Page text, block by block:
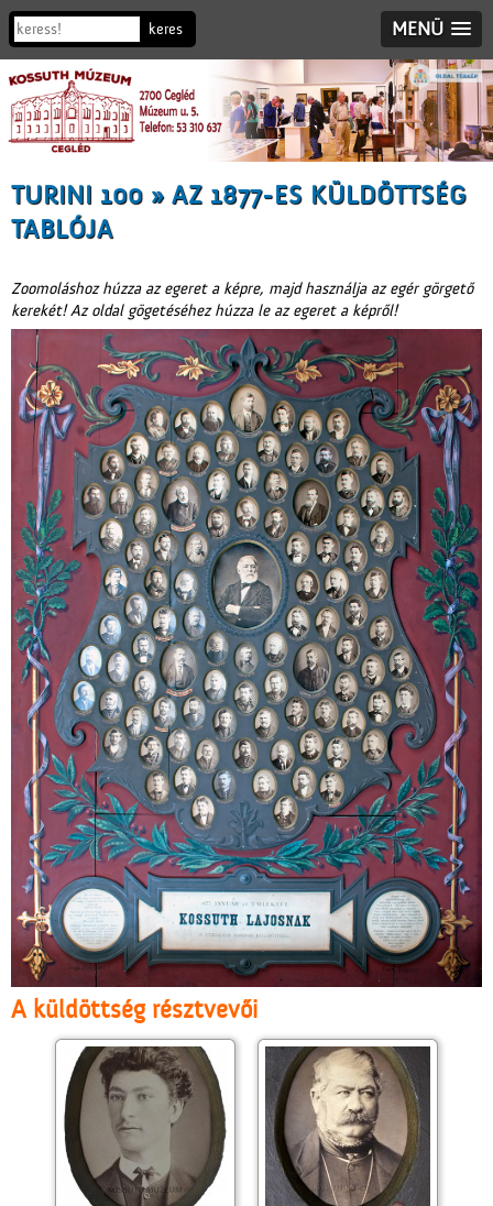
MENÜ
TURINI 100 » AZ 1877-ES KÜLDÖTTSÉG
TABLÓJA
Zoomoláshoz húzza az egeret a képre, majd használja az egér görgető
kerekét! Az oldal gögetéséhez húzza le az egeret a képről!
A küldöttség résztvevői